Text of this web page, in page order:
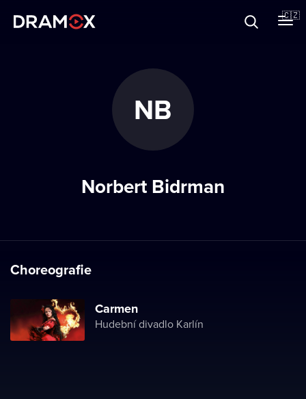
🇨🇿
NB
Norbert Bidrman
Choreografie
Carmen
Hudební divadlo Karlín